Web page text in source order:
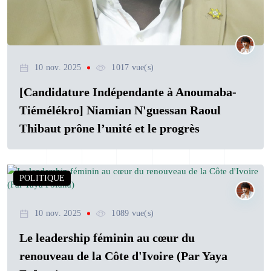
10 nov. 2025 1017 vue(s)
[Candidature Indépendante à Anoumaba-
Tiémélékro] Niamian N'guessan Raoul
Thibaut prône l’unité et le progrès
POLITIQUE
10 nov. 2025 1089 vue(s)
Le leadership féminin au cœur du
renouveau de la Côte d'Ivoire (Par Yaya